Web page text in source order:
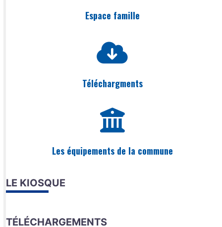
Espace famille
Téléchargments
Les équipements de la commune
LE KIOSQUE
TÉLÉCHARGEMENTS